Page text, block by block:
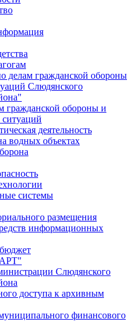
гражданской обороны
Слюдянского
гражданской обороны и
деятельность
водных объектах
системы
размещения
информационных
Слюдянского
доступа к архивным
финансового